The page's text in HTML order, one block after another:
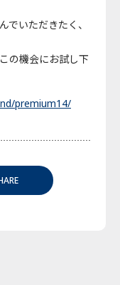
でいただきたく、
の機会にお試し下
premium14/